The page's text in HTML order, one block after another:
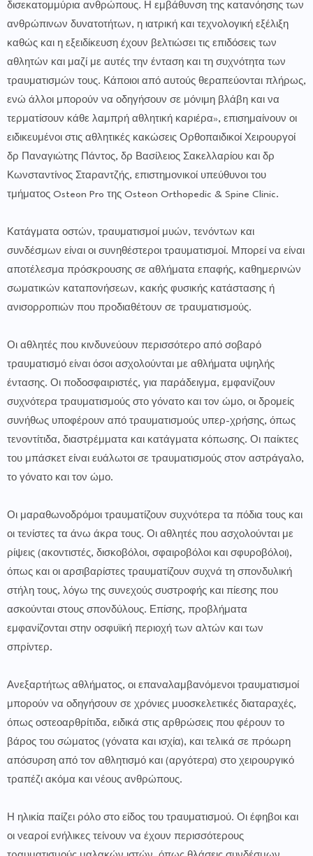
δισεκατομμύρια ανθρώπους. Η εμβάθυνση της κατανόησης των
ανθρώπινων δυνατοτήτων, η ιατρική και τεχνολογική εξέλιξη
καθώς και η εξειδίκευση έχουν βελτιώσει τις επιδόσεις των
αθλητών και μαζί με αυτές την ένταση και τη συχνότητα των
τραυματισμών τους. Κάποιοι από αυτούς θεραπεύονται πλήρως,
ενώ άλλοι μπορούν να οδηγήσουν σε μόνιμη βλάβη και να
τερματίσουν κάθε λαμπρή αθλητική καριέρα», επισημαίνουν οι
ειδικευμένοι στις αθλητικές κακώσεις Ορθοπαιδικοί Χειρουργοί
δρ Παναγιώτης Πάντος, δρ Βασίλειος Σακελλαρίου και δρ
Κωνσταντίνος Σταραντζής, επιστημονικοί υπεύθυνοι του
τμήματος Osteon Pro της Osteon Orthopedic & Spine Clinic.
Κατάγματα οστών, τραυματισμοί μυών, τενόντων και
συνδέσμων είναι οι συνηθέστεροι τραυματισμοί. Μπορεί να είναι
αποτέλεσμα πρόσκρουσης σε αθλήματα επαφής, καθημερινών
σωματικών καταπονήσεων, κακής φυσικής κατάστασης ή
ανισορροπιών που προδιαθέτουν σε τραυματισμούς.
Οι αθλητές που κινδυνεύουν περισσότερο από σοβαρό
τραυματισμό είναι όσοι ασχολούνται με αθλήματα υψηλής
έντασης. Οι ποδοσφαιριστές, για παράδειγμα, εμφανίζουν
συχνότερα τραυματισμούς στο γόνατο και τον ώμο, οι δρομείς
συνήθως υποφέρουν από τραυματισμούς υπερ-χρήσης, όπως
τενοντίτιδα, διαστρέμματα και κατάγματα κόπωσης. Οι παίκτες
του μπάσκετ είναι ευάλωτοι σε τραυματισμούς στον αστράγαλο,
το γόνατο και τον ώμο.
Οι μαραθωνοδρόμοι τραυματίζουν συχνότερα τα πόδια τους και
οι τενίστες τα άνω άκρα τους. Οι αθλητές που ασχολούνται με
ρίψεις (ακοντιστές, δισκοβόλοι, σφαιροβόλοι και σφυροβόλοι),
όπως και οι αρσιβαρίστες τραυματίζουν συχνά τη σπονδυλική
στήλη τους, λόγω της συνεχούς συστροφής και πίεσης που
ασκούνται στους σπονδύλους. Επίσης, προβλήματα
εμφανίζονται στην οσφυϊκή περιοχή των αλτών και των
σπρίντερ.
Ανεξαρτήτως αθλήματος, οι επαναλαμβανόμενοι τραυματισμοί
μπορούν να οδηγήσουν σε χρόνιες μυοσκελετικές διαταραχές,
όπως οστεοαρθρίτιδα, ειδικά στις αρθρώσεις που φέρουν το
βάρος του σώματος (γόνατα και ισχία), και τελικά σε πρόωρη
απόσυρση από τον αθλητισμό και (αργότερα) στο χειρουργικό
τραπέζι ακόμα και νέους ανθρώπους.
Η ηλικία παίζει ρόλο στο είδος του τραυματισμού. Οι έφηβοι και
οι νεαροί ενήλικες τείνουν να έχουν περισσότερους